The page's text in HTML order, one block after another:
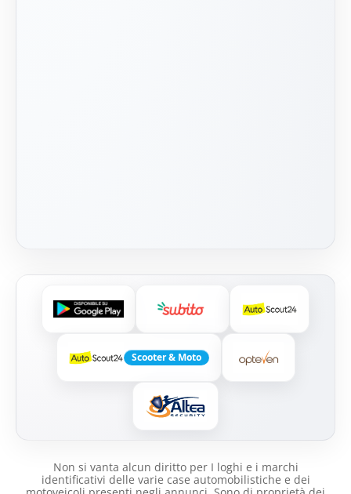
Scooter & Moto
Non si vanta alcun diritto per I loghi e i marchi
identificativi delle varie case automobilistiche e dei